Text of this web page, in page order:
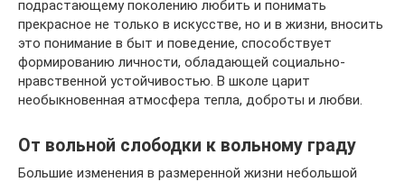
подрастающему поколению любить и понимать
прекрасное не только в искусстве, но и в жизни, вносить
это понимание в быт и поведение, способствует
формированию личности, обладающей социально-
нравственной устойчивостью. В школе царит
необыкновенная атмосфера тепла, доброты и любви.
От вольной слободки к вольному граду
Большие изменения в размеренной жизни небольшой